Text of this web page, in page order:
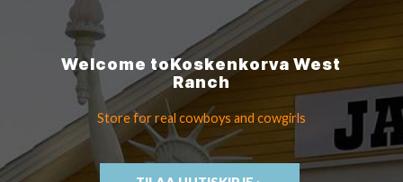
Welcome toKoskenkorvaWest
Ranch
Store for real cowboys and cowgirls